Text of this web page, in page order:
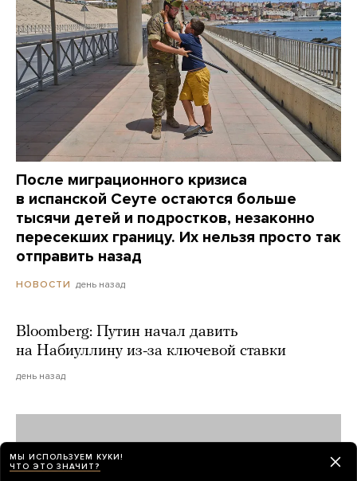
После миграционного кризиса
в испанской Сеуте остаются больше
тысячи детей и подростков, незаконно
пересекших границу. Их нельзя просто так
отправить назад
НОВОСТИ день назад
Bloomberg: Путин начал давить
на Набиуллину из-за ключевой ставки
день назад
МЫ ИСПОЛЬЗУЕМ КУКИ!
ЧТО ЭТО ЗНАЧИТ?